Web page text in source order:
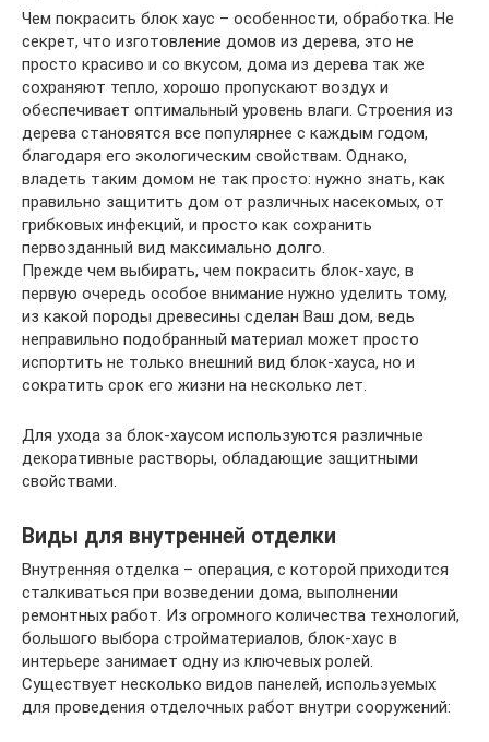
Чем покрасить блок хаус – особенности, обработка. Не
секрет, что изготовление домов из дерева, это не
просто красиво и со вкусом, дома из дерева так же
сохраняют тепло, хорошо пропускают воздух и
обеспечивает оптимальный уровень влаги. Строения из
дерева становятся все популярнее с каждым годом,
благодаря его экологическим свойствам. Однако,
владеть таким домом не так просто: нужно знать, как
правильно защитить дом от различных насекомых, от
грибковых инфекций, и просто как сохранить
первозданный вид максимально долго.
Прежде чем выбирать, чем покрасить блок-хаус, в
первую очередь особое внимание нужно уделить тому,
из какой породы древесины сделан Ваш дом, ведь
неправильно подобранный материал может просто
испортить не только внешний вид блок-хауса, но и
сократить срок его жизни на несколько лет.
Для ухода за блок-хаусом используются различные
декоративные растворы, обладающие защитными
свойствами.
Виды для внутренней отделки
Внутренняя отделка – операция, с которой приходится
сталкиваться при возведении дома, выполнении
ремонтных работ. Из огромного количества технологий,
большого выбора стройматериалов, блок-хаус в
интерьере занимает одну из ключевых ролей.
Существует несколько видов панелей, используемых
для проведения отделочных работ внутри сооружений: